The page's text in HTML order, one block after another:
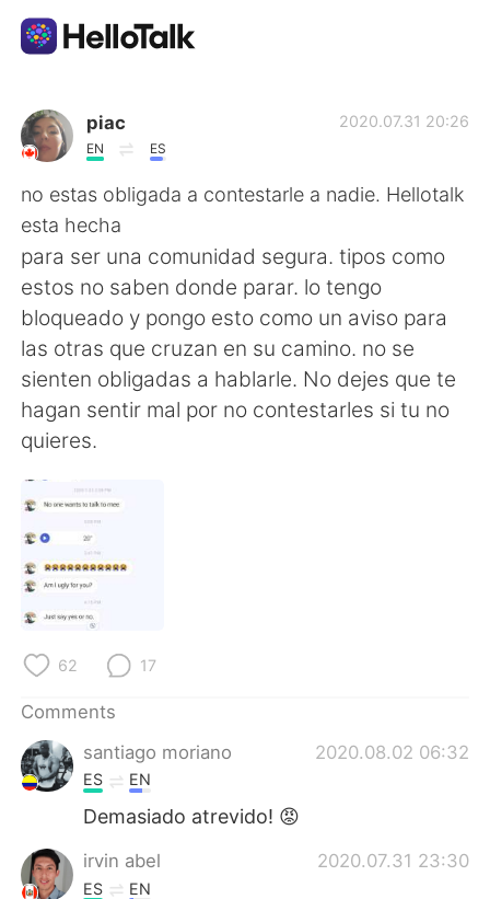
Language Exchange App
AI Grammar Checker
English
简体中文 繁體中文
Español العربية
Français
日本語
Русский
Indonesia
Türkçe
Português
piac
EN ES
2020.07.31 20:26
no estas obligada a contestarle a nadie. Hellotalk
esta hecha
para ser una comunidad segura. tipos como
estos no saben donde parar. lo tengo
bloqueado y pongo esto como un aviso para
las otras que cruzan en su camino. no se
sienten obligadas a hablarle. No dejes que te
hagan sentir mal por no contestarles si tu no
quieres.
62 17
Comments
santiago moriano
2020.08.02 06:32
ES EN
Demasiado atrevido! 😡
irvin abel 2020.07.31 23:30
ES EN